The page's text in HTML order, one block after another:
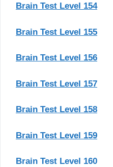
Brain Test Level 154
Brain Test Level 155
Brain Test Level 156
Brain Test Level 157
Brain Test Level 158
Brain Test Level 159
Brain Test Level 160